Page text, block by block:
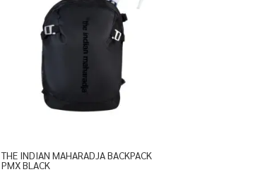
THE INDIAN MAHARADJA BACKPACK
PMX BLACK